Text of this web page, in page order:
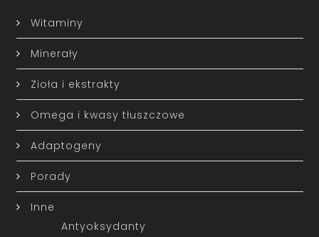
Witaminy
Minerały
Zioła i ekstrakty
Omega i kwasy tłuszczowe
Adaptogeny
Porady
Inne
Antyoksydanty